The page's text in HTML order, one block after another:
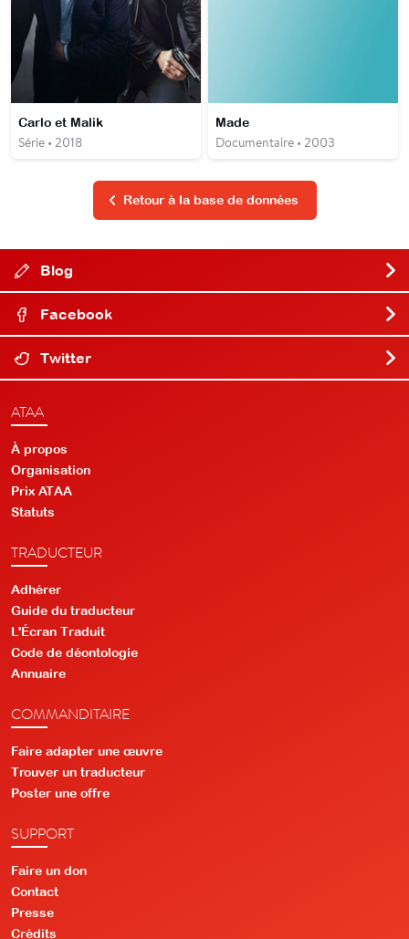
Carlo et Malik
Série • 2018
Made
Documentaire • 2003
Retour à la base de données
Blog
Facebook
Twitter
ATAA
À propos
Organisation
Prix ATAA
Statuts
TRADUCTEUR
Adhérer
Guide du traducteur
L'Écran Traduit
Code de déontologie
Annuaire
COMMANDITAIRE
Faire adapter une œuvre
Trouver un traducteur
Poster une offre
SUPPORT
Faire un don
Contact
Presse
Crédits